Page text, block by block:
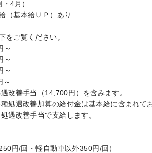
4月）
（基本給ＵＰ）あり
をご覧ください。
～
～
～
改善手当（14,700円）を含みます。
処遇改善加算の給付金は基本給に含まれてお
遇改善手当で支給します。
円/回・軽自動車以外350円/回）